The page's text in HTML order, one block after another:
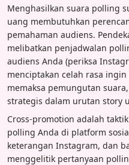
Menghasilkan suara polling
uang membutuhkan
pemahaman audiens.
melibatkan penjadwalan
audiens Anda (periksa
menciptakan celah rasa
memaksa pemungutan
strategis dalam urutan story
Cross-promotion adalah
polling Anda di platform
keterangan Instagram, dan
menggelitik pertanyaan